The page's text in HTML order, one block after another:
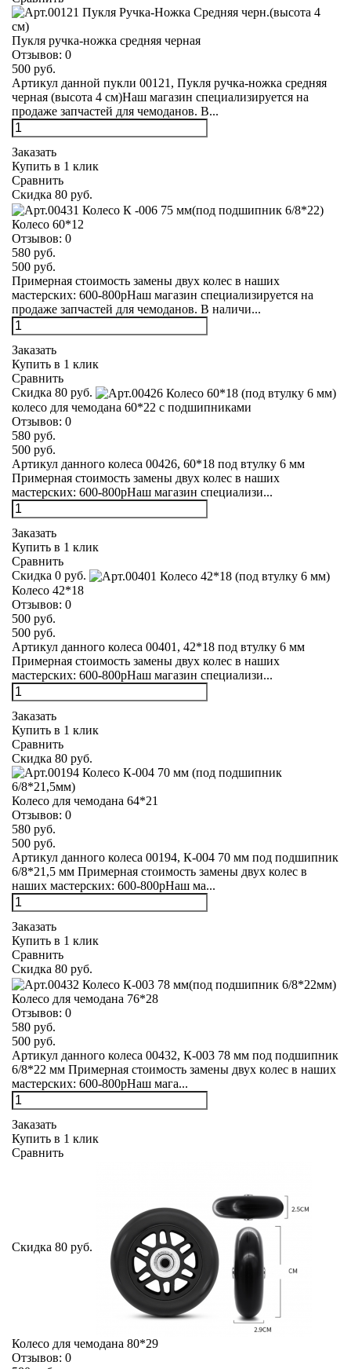
Пукля ручка-ножка средняя черная
Отзывов: 0
500 руб.
Артикул данной пукли 00121, Пукля ручка-ножка средняя
черная (высота 4 см)Наш магазин специализируется на
продаже запчастей для чемоданов. В...
Заказать
Купить в 1 клик
Сравнить
Скидка 80 руб.
Колесо 60*12
Отзывов: 0
580 руб.
500 руб.
Примерная стоимость замены двух колес в наших
мастерских: 600-800рНаш магазин специализируется на
продаже запчастей для чемоданов. В наличи...
Заказать
Купить в 1 клик
Сравнить
Скидка 80 руб.
колесо для чемодана 60*22 с подшипниками
Отзывов: 0
580 руб.
500 руб.
Артикул данного колеса 00426, 60*18 под втулку 6 мм
Примерная стоимость замены двух колес в наших
мастерских: 600-800рНаш магазин специализи...
Заказать
Купить в 1 клик
Сравнить
Скидка 0 руб.
Колесо 42*18
Отзывов: 0
500 руб.
500 руб.
Артикул данного колеса 00401, 42*18 под втулку 6 мм
Примерная стоимость замены двух колес в наших
мастерских: 600-800рНаш магазин специализи...
Заказать
Купить в 1 клик
Сравнить
Скидка 80 руб.
Колесо для чемодана 64*21
Отзывов: 0
580 руб.
500 руб.
Артикул данного колеса 00194, К-004 70 мм под подшипник
6/8*21,5 мм Примерная стоимость замены двух колес в
наших мастерских: 600-800рНаш ма...
Заказать
Купить в 1 клик
Сравнить
Скидка 80 руб.
Колесо для чемодана 76*28
Отзывов: 0
580 руб.
500 руб.
Артикул данного колеса 00432, К-003 78 мм под подшипник
6/8*22 мм Примерная стоимость замены двух колес в наших
мастерских: 600-800рНаш мага...
Заказать
Купить в 1 клик
Сравнить
Скидка 80 руб.
Колесо для чемодана 80*29
Отзывов: 0